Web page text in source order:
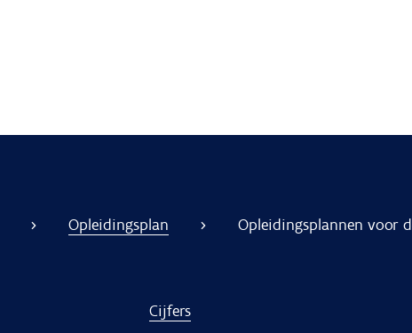
Opleidingsplan Opleidingsplannen voor
Cijfers